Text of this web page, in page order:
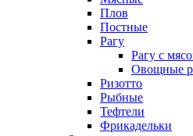
Плов
Постные
Рагу
Рагу с
Овощные
Ризотто
Рыбные
Тефтели
Фрикадельки